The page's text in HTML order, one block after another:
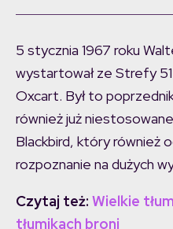
5 stycznia 1967 roku
wystartował ze Strefy
Oxcart. Był to
również już
Blackbird, który również
rozpoznanie na dużych
Czytaj też: Wielkie
tłumikach broni